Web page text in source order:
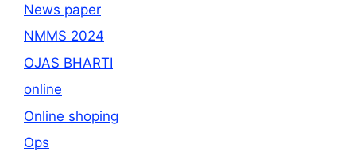
News paper
NMMS 2024
OJAS BHARTI
online
Online shoping
Ops